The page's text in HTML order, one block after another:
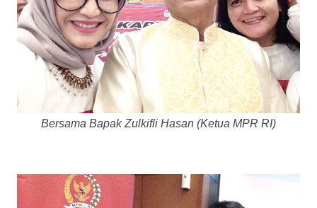
Bersama Bapak Zulkifli Hasan (Ketua MPR RI)